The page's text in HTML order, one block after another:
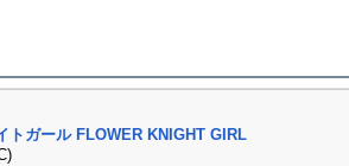
トガール FLOWER KNIGHT GIRL